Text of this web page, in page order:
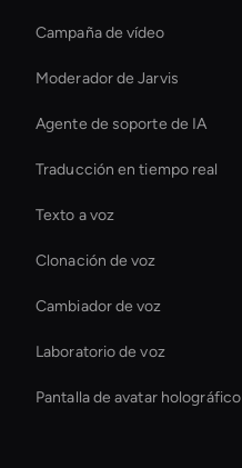
Campaña de vídeo
Moderador de Jarvis
Agente de soporte de IA
Traducción en tiempo real
Texto a voz
Clonación de voz
Cambiador de voz
Laboratorio de voz
Pantalla de avatar holográfico